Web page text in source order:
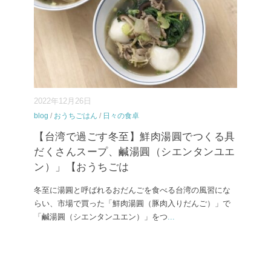
2022年12月26日
blog / おうちごはん / 日々の食卓
【台湾で過ごす冬至】鮮肉湯圓でつくる具
だくさんスープ、鹹湯圓（シエンタンユエ
ン）」【おうちごは
冬至に湯圓と呼ばれるおだんごを食べる台湾の風習にな
らい、市場で買った「鮮肉湯圓（豚肉入りだんご）」で
「鹹湯圓（シエンタンユエン）」をつ...